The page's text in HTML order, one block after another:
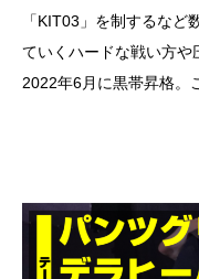
「KIT03」を制するな
ていくハードな戦い方や
2022年6月に黒帯昇格。